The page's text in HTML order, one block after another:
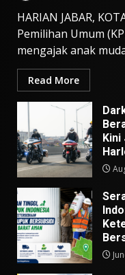
HARIAN JABAR,
Pemilihan Umum
mengajak anak
Read More